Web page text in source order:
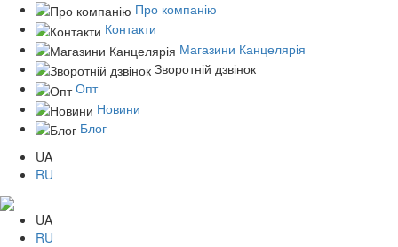
Про компанію
Контакти
Магазини Канцелярія
Зворотній дзвінок
Опт
Новини
Блог
UA
RU
UA
RU